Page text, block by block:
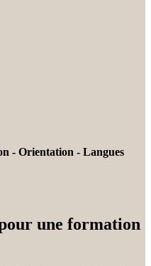
- Orientation - Langues
une formation